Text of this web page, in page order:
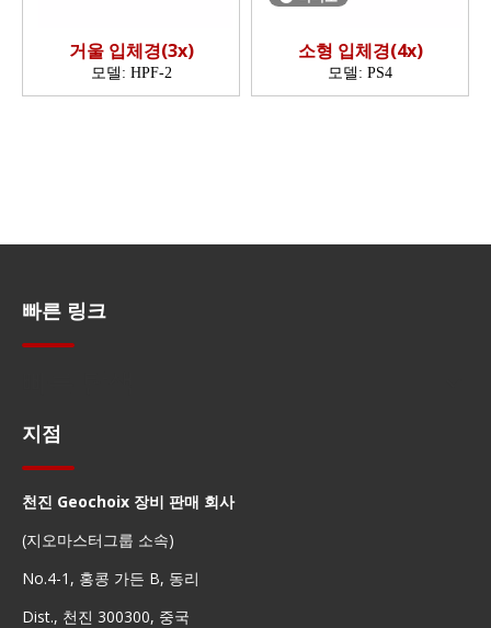
거울 입체경(3x)
모델: HPF-2
소형 입체경(4x)
모델: PS4
빠른 링크
지점
천진 Geochoix 장비 판매 회사
(지오마스터그룹 소속)
No.4-1, 홍콩 가든 B, 동리
Dist., 천진 300300, 중국